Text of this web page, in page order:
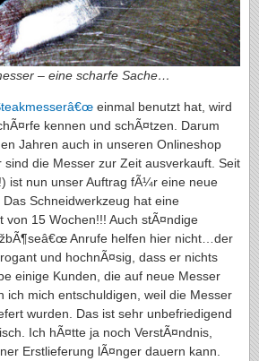
– eine scharfe Sache…
einmal benutzt hat, wird
kennen und schÃ¤tzen. Darum
Jahren auch in unseren Onlineshop
die Messer zur Zeit ausverkauft. Seit
ist nun unser Auftrag fÃ¼r eine neue
Schneidwerkzeug hat eine
von 15 Wochen!!! Auch stÃ¤ndige
Anrufe helfen hier nicht…der
und hochnÃ¤sig, dass er nichts
einige Kunden, die auf neue Messer
ich mich entschuldigen, weil die Messer
wurden. Das ist sehr unbefriedigend
Ich hÃ¤tte ja noch VerstÃ¤ndnis,
Erstlieferung lÃ¤nger dauern kann.